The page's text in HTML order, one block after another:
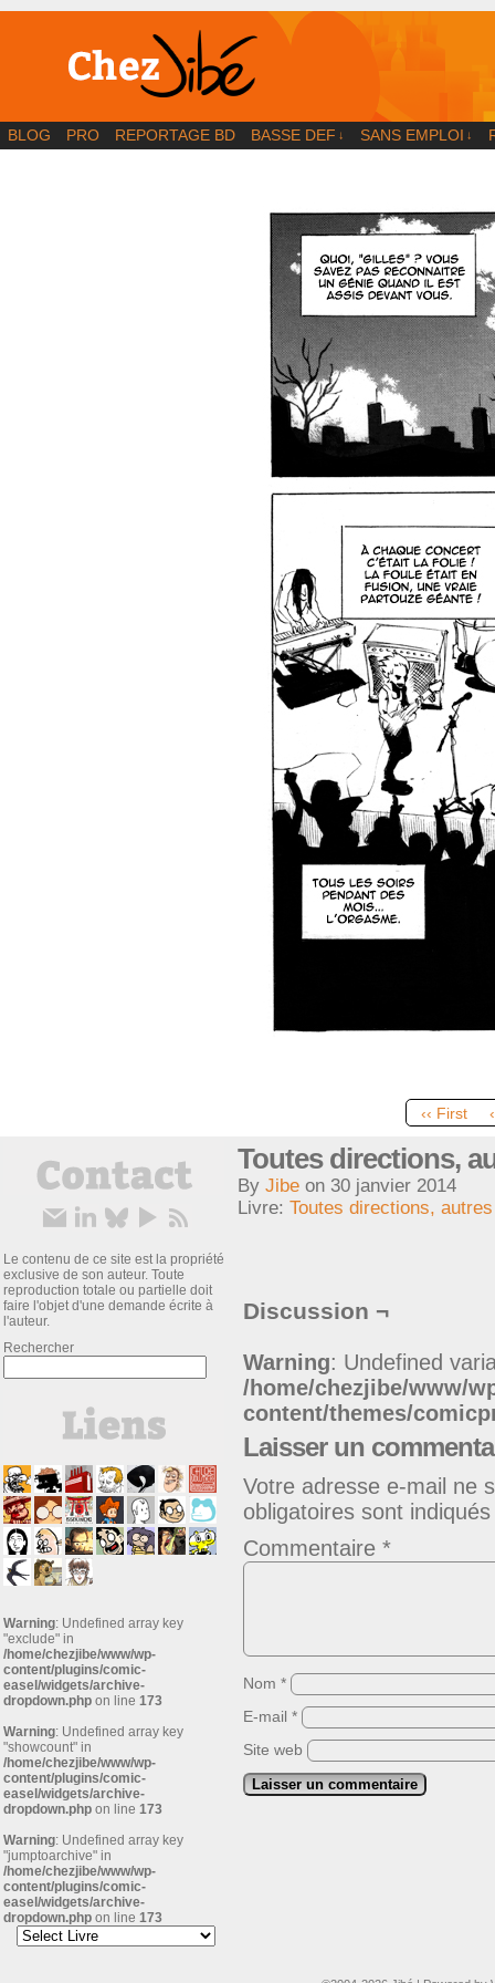
BD | Illustration | Blog
BLOG PRO REPORTAGE BD BASSE DEF ↓ SANS EMPLOI ↓
‹‹ First
Le contenu de ce site est la propriété
exclusive de son auteur. Toute
reproduction totale ou partielle doit
faire l'objet d'une demande écrite à
l'auteur.
Rechercher
Warning: Undefined array key
"exclude" in
/home/chezjibe/www/wp-
content/plugins/comic-
easel/widgets/archive-
dropdown.php on line 173
Warning: Undefined array key
"showcount" in
/home/chezjibe/www/wp-
content/plugins/comic-
easel/widgets/archive-
dropdown.php on line 173
Warning: Undefined array key
"jumptoarchive" in
/home/chezjibe/www/wp-
content/plugins/comic-
easel/widgets/archive-
dropdown.php on line 173
Toutes directions,
By Jibe on 30 janvier 2014
Livre: Toutes directions,
Discussion ¬
Warning: Undefined
/home/chezjibe/www/
content/themes/
Laisser un
Votre adresse e-mail ne
obligatoires sont
Commentaire *
Nom *
E-mail *
Site web